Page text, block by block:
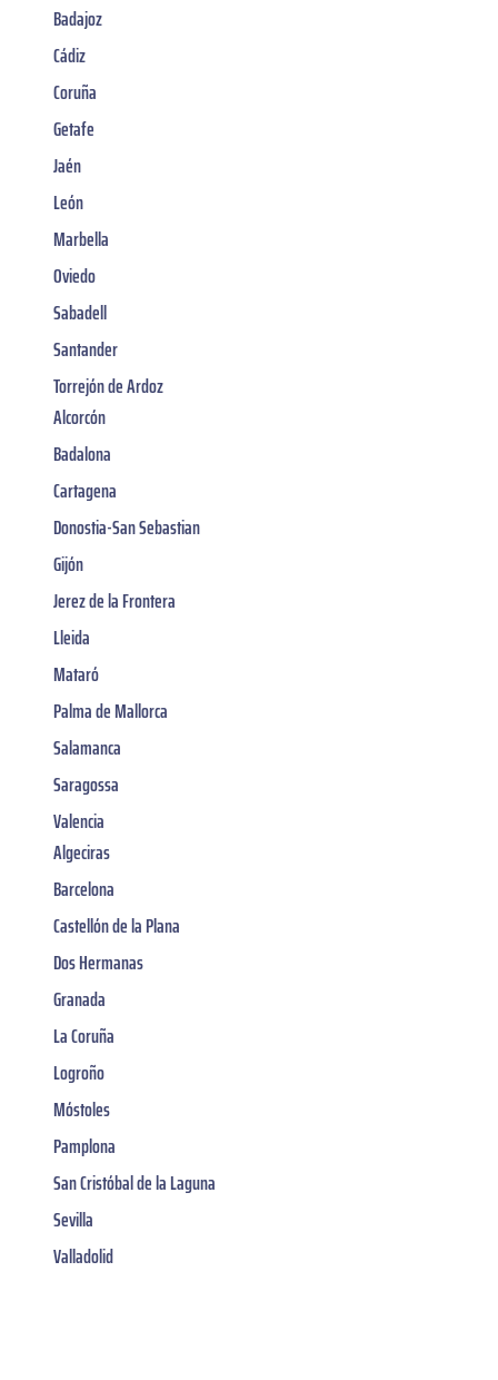
Badajoz
Cádiz
Coruña
Getafe
Jaén
León
Marbella
Oviedo
Sabadell
Santander
Torrejón de Ardoz
Alcorcón
Badalona
Cartagena
Donostia-San Sebastian
Gijón
Jerez de la Frontera
Lleida
Mataró
Palma de Mallorca
Salamanca
Saragossa
Valencia
Algeciras
Barcelona
Castellón de la Plana
Dos Hermanas
Granada
La Coruña
Logroño
Móstoles
Pamplona
San Cristóbal de la Laguna
Sevilla
Valladolid